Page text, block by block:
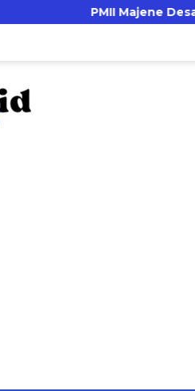
PMII Majene Desak Kejari